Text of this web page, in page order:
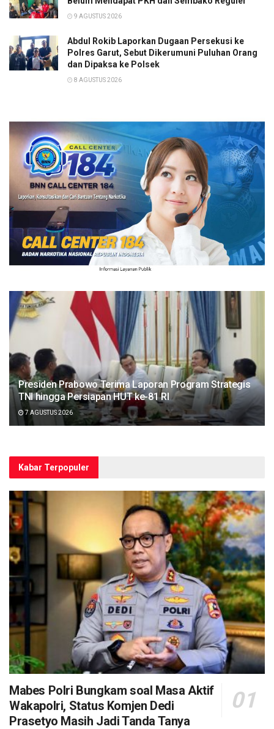
9 AGUSTUS 2026
Abdul Rokib Laporkan Dugaan Persekusi ke
Polres Garut, Sebut Dikerumuni Puluhan Orang
dan Dipaksa ke Polsek
8 AGUSTUS 2026
Presiden Prabowo Terima Laporan Program Strategis
TNI hingga Persiapan HUT ke-81 RI
7 AGUSTUS 2026
Kabar Terpopuler
Mabes Polri Bungkam soal Masa Aktif
Wakapolri, Status Komjen Dedi
Prasetyo Masih Jadi Tanda Tanya